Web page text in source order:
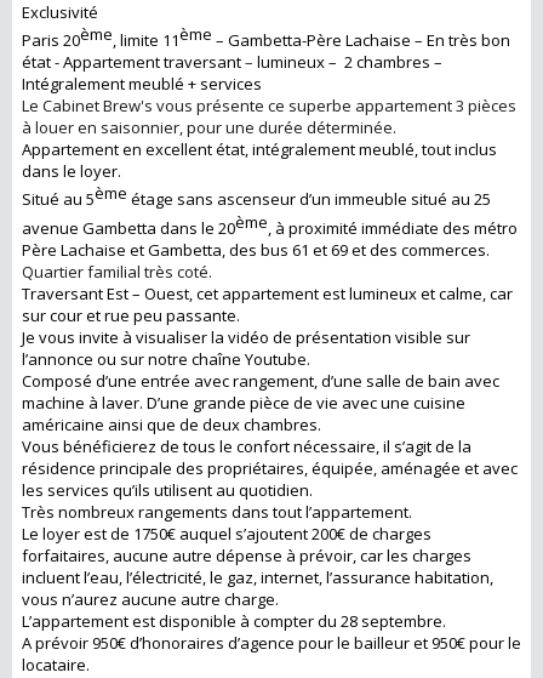
Exclusivité
Paris 20ème, limite 11ème – Gambetta-Père Lachaise – En très bon
état - Appartement traversant– lumineux – 2 chambres –
Intégralement meublé + services
Le Cabinet Brew's vous présente ce superbe appartement 3 pièces
à louer en saisonnier, pour une durée déterminée.
Appartement en excellent état, intégralement meublé, tout inclus
dans le loyer.
Situé au 5ème étage sans ascenseur d’un immeuble situé au 25
avenue Gambetta dans le 20ème, à proximité immédiate des métro
Père Lachaise et Gambetta, des bus 61 et 69 et des commerces.
Quartier familial très coté.
Traversant Est – Ouest, cet appartement est lumineux et calme, car
sur cour et rue peu passante.
Je vous invite à visualiser la vidéo de présentation visible sur
l’annonce ou sur notre chaîne Youtube.
Composé d’une entrée avec rangement, d’une salle de bain avec
machine à laver. D’une grande pièce de vie avec une cuisine
américaine ainsi que de deux chambres.
Vous bénéficierez de tous le confort nécessaire, il s’agit de la
résidence principale des propriétaires, équipée, aménagée et avec
les services qu’ils utilisent au quotidien.
Très nombreux rangements dans tout l’appartement.
Le loyer est de 1750€ auquel s’ajoutent 200€ de charges
forfaitaires, aucune autre dépense à prévoir, car les charges
incluent l’eau, l’électricité, le gaz, internet, l’assurance habitation,
vous n’aurez aucune autre charge.
L’appartement est disponible à compter du 28 septembre.
A prévoir 950€ d’honoraires d’agence pour le bailleur et 950€ pour le
locataire.